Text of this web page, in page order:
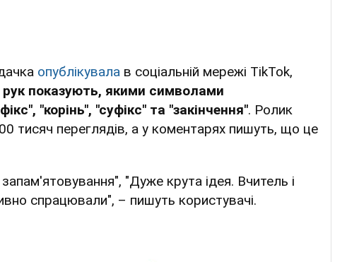
опублікувала в соціальній мережі TikTok,
показують, якими символами
"корінь", "суфікс" та "закінчення". Ролик
тисяч переглядів, а у коментарях пишуть, що це
"Дуже крута ідея. Вчитель і
спрацювали", – пишуть користувачі.